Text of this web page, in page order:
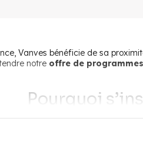
Vanves bénéficie de sa
notre offre de
Pourquoi
bénéficier d’un cadre de